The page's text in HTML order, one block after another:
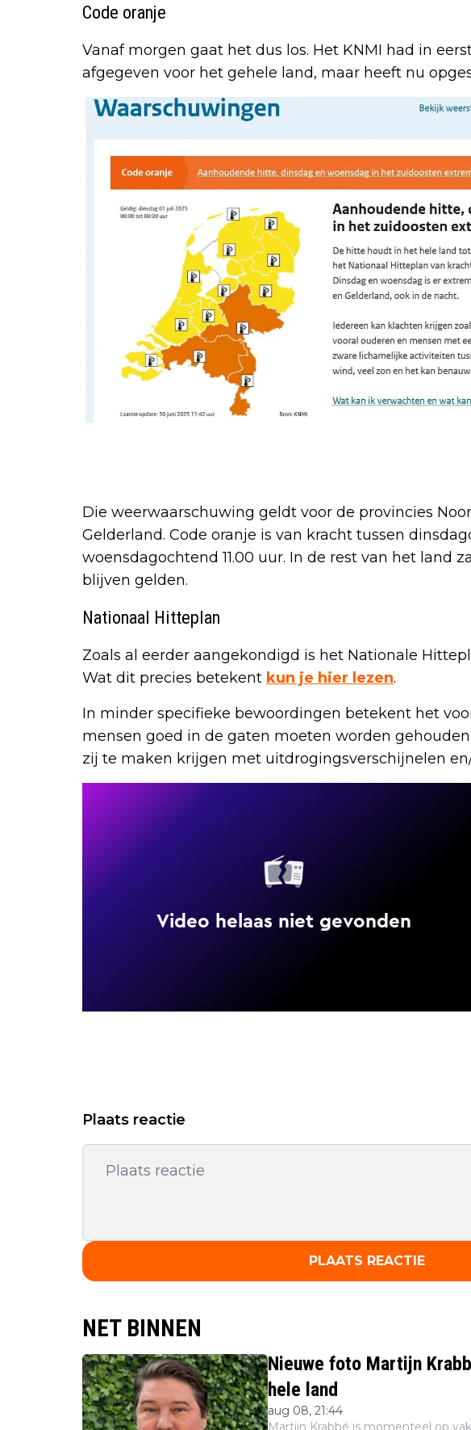
Code oranje
Vanaf morgen gaat het dus los. Het KNMI had in
afgegeven voor het gehele land, maar heeft nu
Die weerwaarschuwing geldt voor de provincies
Gelderland. Code oranje is van kracht tussen
woensdagochtend 11.00 uur. In de rest van het land
blijven gelden.
Nationaal Hitteplan
Zoals al eerder aangekondigd is het Nationale
Wat dit precies betekent kun je hier lezen.
In minder specifieke bewoordingen betekent het
mensen goed in de gaten moeten worden
zij te maken krijgen met uitdrogingsverschijnelen
Plaats reactie
PLAATS REACTIE
NET BINNEN
Nieuwe foto Martijn
hele land
aug 08, 21:44
Martijn Krabbé is momenteel op